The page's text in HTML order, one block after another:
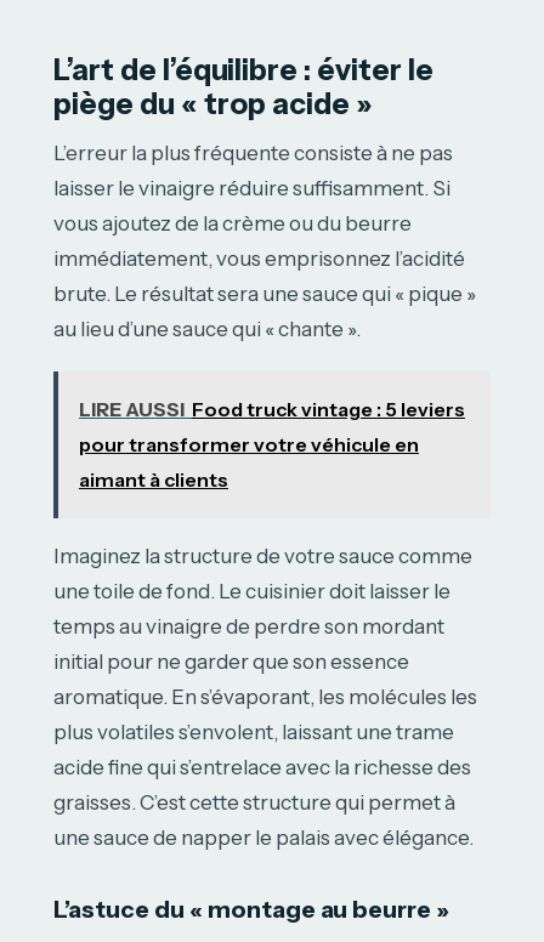
L’art de l’équilibre : éviter le
piège du « trop acide »
L’erreur la plus fréquente consiste à ne pas
laisser le vinaigre réduire suffisamment. Si
vous ajoutez de la crème ou du beurre
immédiatement, vous emprisonnez l’acidité
brute. Le résultat sera une sauce qui « pique »
au lieu d’une sauce qui « chante ».
LIRE AUSSI Food truck vintage : 5 leviers
pour transformer votre véhicule en
aimant à clients
Imaginez la structure de votre sauce comme
une toile de fond. Le cuisinier doit laisser le
temps au vinaigre de perdre son mordant
initial pour ne garder que son essence
aromatique. En s’évaporant, les molécules les
plus volatiles s’envolent, laissant une trame
acide fine qui s’entrelace avec la richesse des
graisses. C’est cette structure qui permet à
une sauce de napper le palais avec élégance.
L’astuce du « montage au beurre »